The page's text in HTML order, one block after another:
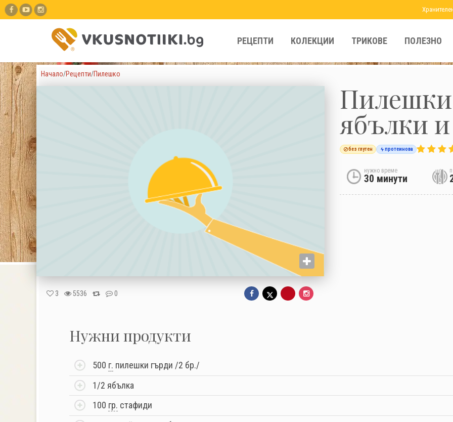
РЕЦЕПТИ КОЛЕКЦИИ ТРИКОВЕ ПОЛЕЗНО
Начало/Рецепти/Пилешко
3 5536 0
ябълки
без глутен протеинова
нужно време
30 минути
Нужни продукти
500 г. пилешки гърди /2 бр./
1/2 ябълка
100 гр. стафиди